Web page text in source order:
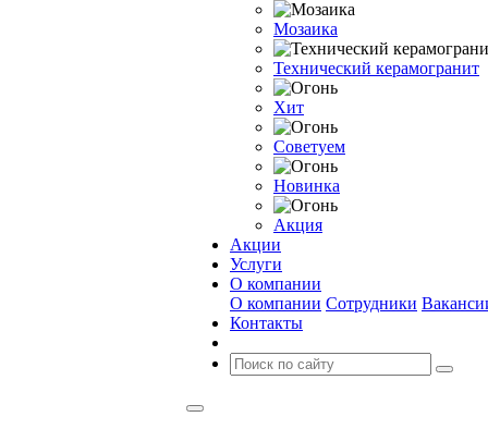
Мозаика
Технический керамогранит
Хит
Советуем
Новинка
Акция
Акции
Услуги
О компании
О компании Сотрудники
Контакты